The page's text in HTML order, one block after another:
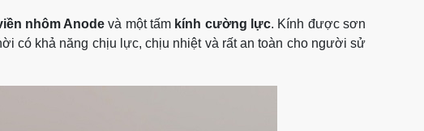
nhôm Anode và một tấm kính cường lực. Kính được sơn
có khả năng chịu lực, chịu nhiệt và rất an toàn cho người sử